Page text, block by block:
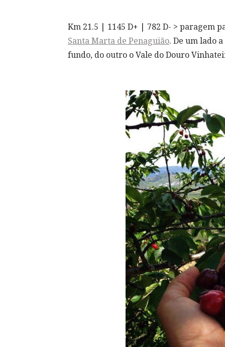
Km 21.5 | 1145 D+ | 782 D- > paragem
Santa Marta de Penaguião. De um lado
fundo, do outro o Vale do Douro